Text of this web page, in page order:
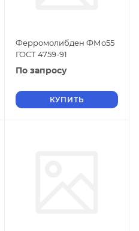
Ферромолибден ФМо55
ГОСТ 4759-91
По запросу
КУПИТЬ